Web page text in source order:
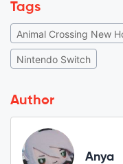
Tags
Animal Crossing New
Nintendo Switch
Author
Anya